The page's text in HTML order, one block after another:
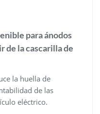
para ánodos
de la cascarilla de
la huella de
de las
eléctrico.